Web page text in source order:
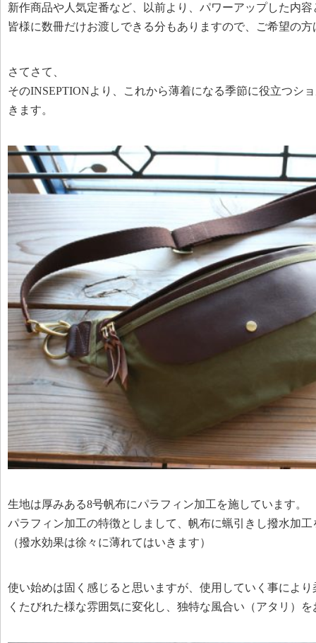
新作商品や人気定番など、以前より、パワーアップした内
皆様に数冊だけお渡しできる分もありますので、ご希望の
さてさて、
そのINSEPTIONより、これから薄着になる季節に役立つシ
きます。
生地は厚みある8号帆布にパラフィン加工を施しています。
パラフィン加工の特徴としまして、帆布に蝋引きし撥水加
（撥水効果は徐々に薄れてはいきます）
使い始めは固く感じると思いますが、使用していく事により
くたびれた様な雰囲気に変化し、独特な風合い（アタリ）